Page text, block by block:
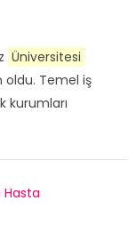
Üniversitesi
oldu. Temel iş
kurumları
Hasta